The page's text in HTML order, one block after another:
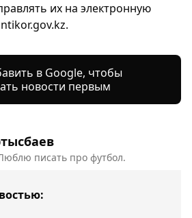
писать про футбол.
их на электронную
в Google, чтобы
новости первым